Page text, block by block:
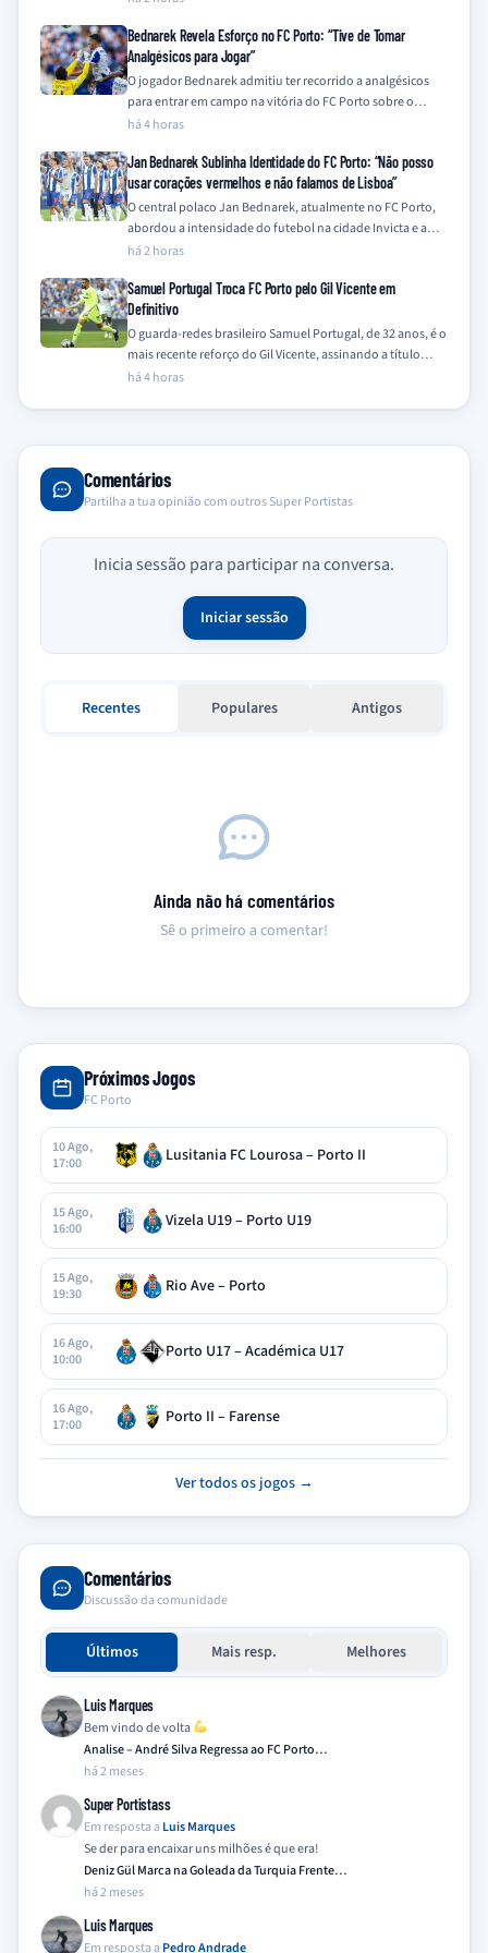
Bednarek Revela Esforço no FC Porto: “Tive de Tomar
Analgésicos para Jogar”
O jogador Bednarek admitiu ter recorrido a analgésicos
para entrar em campo na vitória do FC Porto sobre o
Alverca, confessando que…
há 4 horas
Jan Bednarek Sublinha Identidade do FC Porto: “Não posso
usar corações vermelhos e não falamos de Lisboa”
O central polaco Jan Bednarek, atualmente no FC Porto,
abordou a intensidade do futebol na cidade Invicta e a
rivalidade com a…
há 2 horas
Samuel Portugal Troca FC Porto pelo Gil Vicente em
Definitivo
O guarda-redes brasileiro Samuel Portugal, de 32 anos, é o
mais recente reforço do Gil Vicente, assinando a título
definitivo após quatro…
há 4 horas
Comentários
Partilha a tua opinião com outros Super Portistas
Inicia sessão para participar na conversa.
Iniciar sessão
Recentes Populares Antigos
Ainda não há comentários
Sê o primeiro a comentar!
Próximos Jogos
FC Porto
10 Ago,
17:00
Lusitania FC Lourosa – Porto II
15 Ago,
16:00
Vizela U19 – Porto U19
15 Ago,
19:30
Rio Ave – Porto
16 Ago,
10:00
Porto U17 – Académica U17
16 Ago,
17:00
Porto II – Farense
Ver todos os jogos →
Comentários
Discussão da comunidade
Últimos Mais resp. Melhores
Luis Marques
Bem vindo de volta
Analise – André Silva Regressa ao FC Porto…
há 2 meses
Super Portistass
Em resposta a Luis Marques
Se der para encaixar uns milhões é que era!
Deniz Gül Marca na Goleada da Turquia Frente…
há 2 meses
Luis Marques
Em resposta a Pedro Andrade